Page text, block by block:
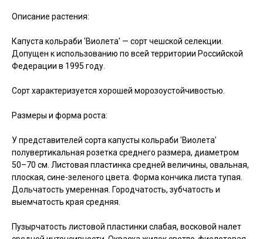
Описание растения:
Капуста кольраби 'Виолета' — сорт чешской селекции.
Допущен к использованию по всей территории Российской
Федерации в 1995 году.
Сорт характеризуется хорошей морозоустойчивостью.
Размеры и форма роста:
У представителей сорта капусты кольраби 'Виолета'
полувертикальная розетка среднего размера, диаметром
50–70 см. Листовая пластинка средней величины, овальная,
плоская, сине-зеленого цвета. Форма кончика листа тупая.
Дольчатость умеренная. Городчатость, зубчатость и
выемчатость края средняя.
Пузырчатость листовой пластинки слабая, восковой налет